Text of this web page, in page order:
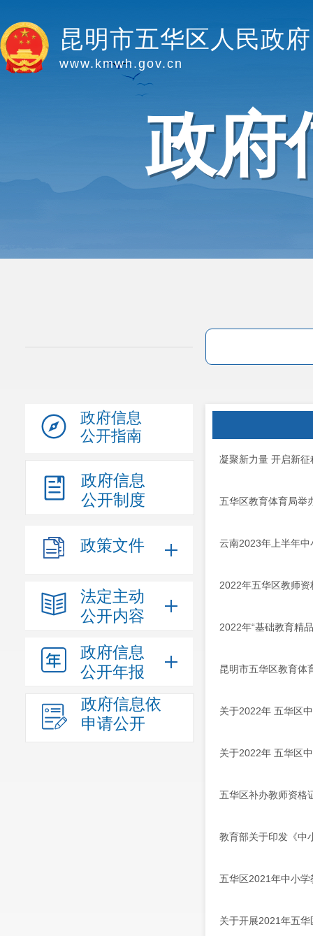
昆明市五华区人民政府
www.kmwh.gov.cn
政府
政府信息
公开指南
政府信息
公开制度
政策文件
法定主动
公开内容
政府信息
公开年报
政府信息依
申请公开
凝聚新力量 开启新
五华区教育体育局举
云南2023年上半年
2022年五华区教师
2022年“基础教育精
昆明市五华区教育体
关于2022年 五华区
关于2022年 五华区
五华区补办教师资格
教育部关于印发《中
五华区2021年中小
关于开展2021年五